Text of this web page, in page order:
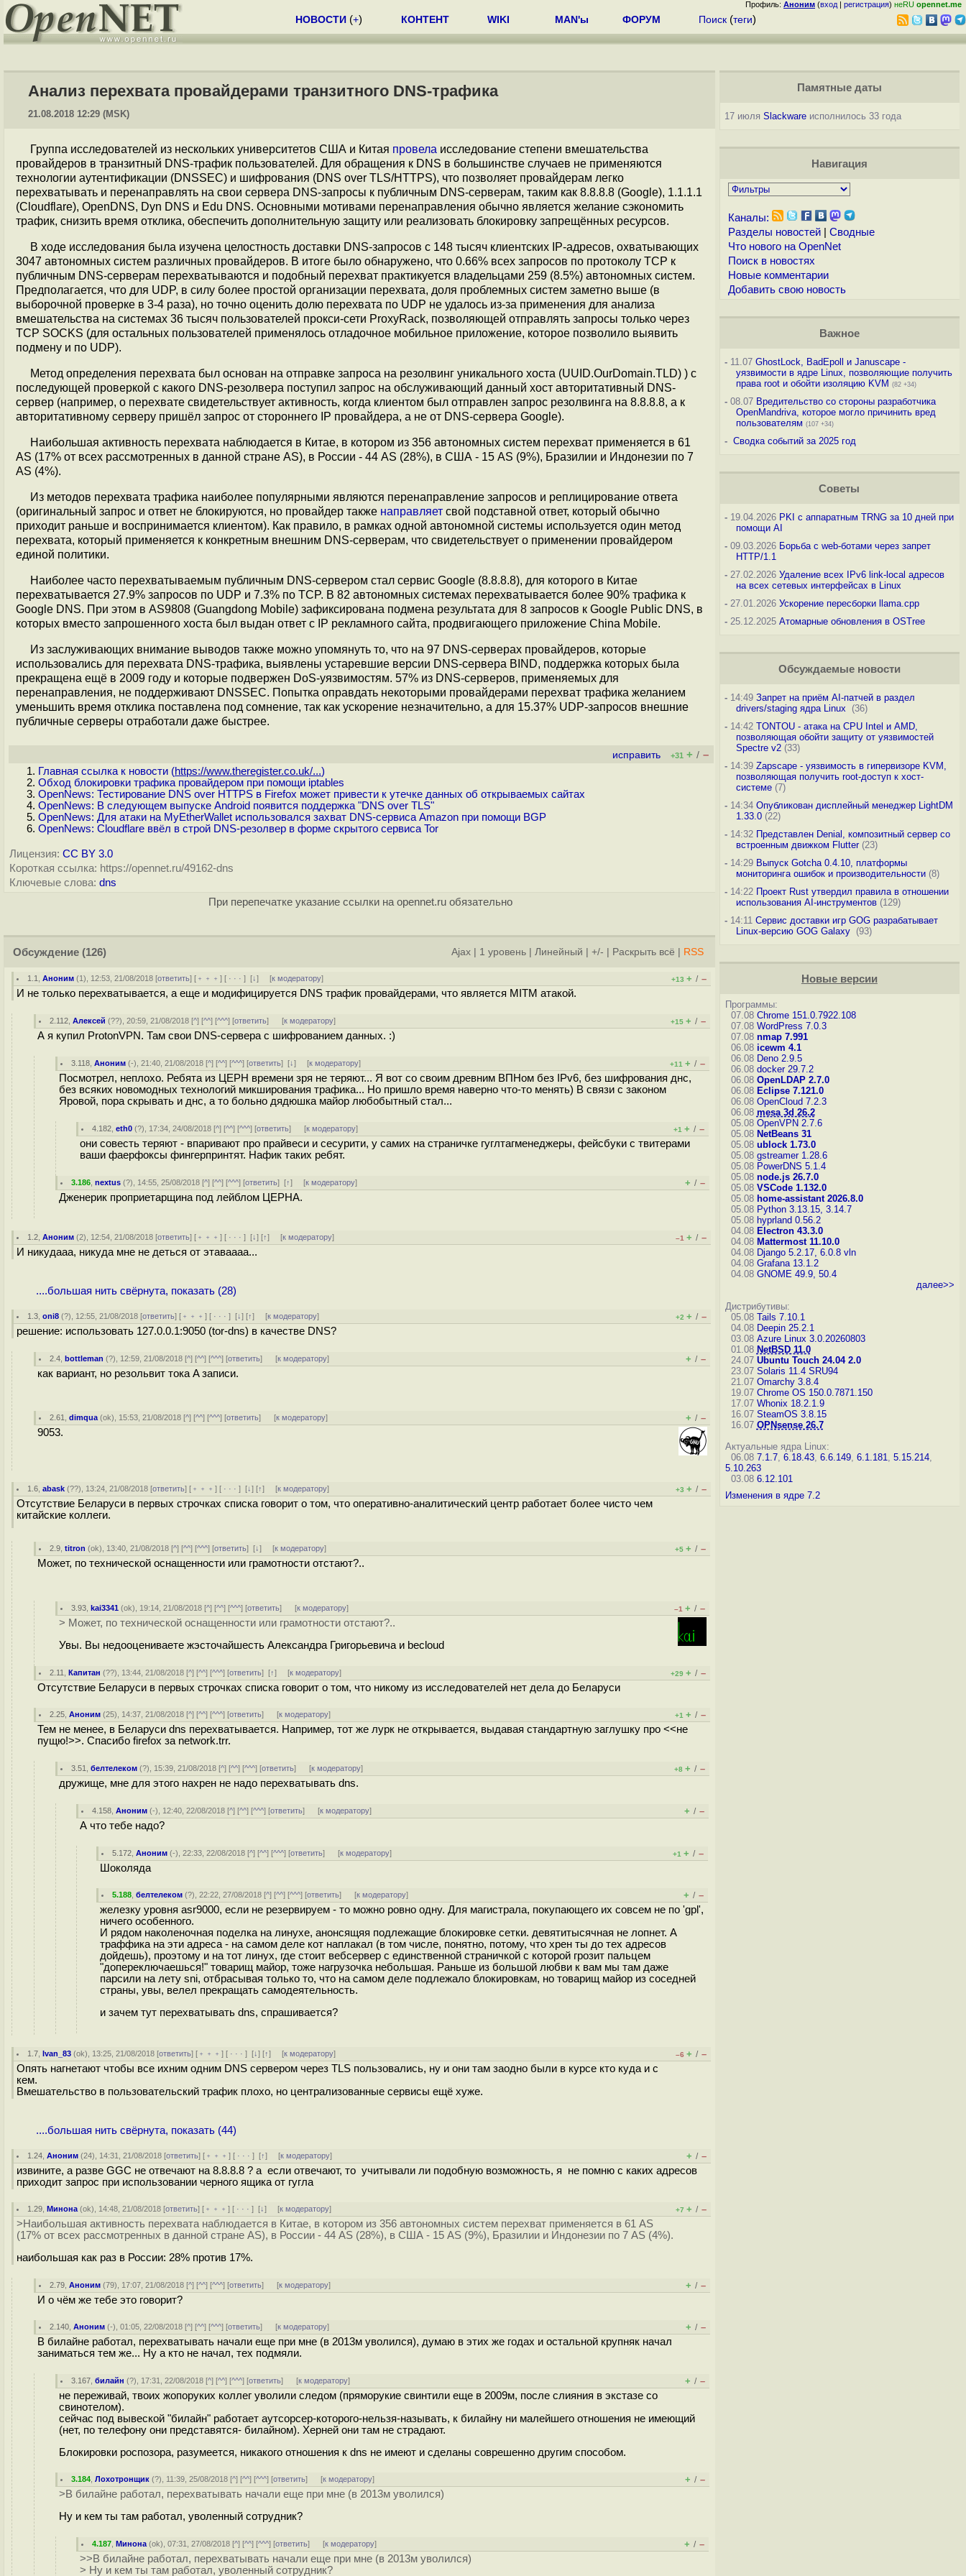
Профиль: Аноним (вход | регистрация) неRU opennet.me
НОВОСТИ (+) КОНТЕНТ WIKI MAN'ы ФОРУМ Поиск (теги)
Анализ перехвата провайдерами транзитного DNS-трафика
21.08.2018 12:29 (MSK)
Группа исследователей из нескольких университетов США и Китая провела исследование степени вмешательства
провайдеров в транзитный DNS-трафик пользователей. Для обращения к DNS в большинстве случаев не применяются
технологии аутентификации (DNSSEC) и шифрования (DNS over TLS/HTTPS), что позволяет провайдерам легко
перехватывать и перенаправлять на свои сервера DNS-запросы к публичным DNS-серверам, таким как 8.8.8.8 (Google), 1.1.1.1
(Cloudflare), OpenDNS, Dyn DNS и Edu DNS. Основными мотивами перенаправления обычно является желание сэкономить
трафик, снизить время отклика, обеспечить дополнительную защиту или реализовать блокировку запрещённых ресурсов.
В ходе исследования была изучена целостность доставки DNS-запросов c 148 тысяч клиентских IP-адресов, охватывающих
3047 автономных систем различных провайдеров. В итоге было обнаружено, что 0.66% всех запросов по протоколу TCP к
публичным DNS-серверам перехватываются и подобный перехват практикуется владельцами 259 (8.5%) автономных систем.
Предполагается, что для UDP, в силу более простой организации перехвата, доля проблемных систем заметно выше (в
выборочной проверке в 3-4 раза), но точно оценить долю перехвата по UDP не удалось из-за применения для анализа
вмешательства на системах 36 тысяч пользователей прокси-сети ProxyRack, позволяющей отправлять запросы только через
TCP SOCKS (для остальных пользователей применялось отладочное мобильное приложение, которое позволило выявить
подмену и по UDP).
Метод определения перехвата был основан на отправке запроса на резолвинг уникального хоста (UUID.OurDomain.TLD) ) с
последующей проверкой c какого DNS-резолвера поступил запрос на обслуживающий данный хост авторитативный DNS-
сервер (например, о перехвате свидетельствует активность, когда клиентом был отправлен запрос резолвинга на 8.8.8.8, а к
авторитативному серверу пришёл запрос от стороннего IP провайдера, а не от DNS-сервера Google).
Наибольшая активность перехвата наблюдается в Китае, в котором из 356 автономных систем перехват применяется в 61
AS (17% от всех рассмотренных в данной стране AS), в России - 44 AS (28%), в США - 15 AS (9%), Бразилии и Индонезии по 7
AS (4%).
Из методов перехвата трафика наиболее популярными являются перенаправление запросов и реплицирование ответа
(оригинальный запрос и ответ не блокируются, но провайдер также направляет свой подставной ответ, который обычно
приходит раньше и воспринимается клиентом). Как правило, в рамках одной автономной системы используется один метод
перехвата, который применяется к конкретным внешним DNS-серверам, что свидетельствует о применении провайдером
единой политики.
Наиболее часто перехватываемым публичным DNS-сервером стал сервис Google (8.8.8.8), для которого в Китае
перехватывается 27.9% запросов по UDP и 7.3% по TCP. В 82 автономных системах перехватывается более 90% трафика к
Google DNS. При этом в AS9808 (Guangdong Mobile) зафиксирована подмена результата для 8 запросов к Google Public DNS, в
которых вместо запрошенного хоста был выдан ответ с IP рекламного сайта, продвигающего приложение China Mobile.
Из заслуживающих внимание выводов также можно упомянуть то, что на 97 DNS-серверах провайдеров, которые
использовались для перехвата DNS-трафика, выявлены устаревшие версии DNS-сервера BIND, поддержка которых была
прекращена ещё в 2009 году и которые подвержен DoS-уязвимостям. 57% из DNS-серверов, применяемых для
перенаправления, не поддерживают DNSSEC. Попытка оправдать некоторыми провайдерами перехват трафика желанием
уменьшить время отклика поставлена под сомнение, так как ускорение незначительно, а для 15.37% UDP-запросов внешние
публичные серверы отработали даже быстрее.
исправить +31 + / –
Главная ссылка к новости (https://www.theregister.co.uk/...)
Обход блокировки трафика провайдером при помощи iptables
OpenNews: Тестирование DNS over HTTPS в Firefox может привести к утечке данных об открываемых сайтах
OpenNews: В следующем выпуске Android появится поддержка "DNS over TLS"
OpenNews: Для атаки на MyEtherWallet использовался захват DNS-сервиса Amazon при помощи BGP
OpenNews: Cloudflare ввёл в строй DNS-резолвер в форме скрытого сервиса Tor
Лицензия: CC BY 3.0
Короткая ссылка: https://opennet.ru/49162-dns
Ключевые слова: dns
При перепечатке указание ссылки на opennet.ru обязательно
Обсуждение (126) Ajax 1 уровень Линейный +/- Раскрыть всё RSS
1.1 ,Аноним (1), 12:53, 21/08/2018 [ответить] [ ﹢﹢﹢] [ · · ·][↓] [к модератору] +13 + / –
И не только перехватывается, а еще и модифицируется DNS трафик провайдерами, что является MITM атакой.
2.112 ,Алексей (??), 20:59, 21/08/2018 [^] [^^] [^^^] [ответить] [к модератору] +15 + / –
А я купил ProtonVPN. Там свои DNS-сервера с шифрованием данных. :)
3.118 ,Аноним (-), 21:40, 21/08/2018 [^] [^^] [^^^] [ответить][↓] [к модератору] +11 + / –
Посмотрел, неплохо. Ребята из ЦЕРН времени зря не теряют... Я вот со своим древним ВПНом без IPv6, без шифрования днс,
без всяких новомодных технологий микширования трафика... Но пришло время наверно что-то менять) В связи с законом
Яpoвой, пора скрывать и днс, а то больно дядюшка майор любобытный стал...
4.182 ,eth0 (?), 17:34, 24/08/2018 [^] [^^] [^^^] [ответить] [к модератору] +1 + / –
они совесть теряют - впаривают про прайвеси и сесурити, у самих на страничке гуглтагменеджеры, фейсбуки с твитерами
ваши фаерфоксы фингерпринтят. Нафик таких ребят.
3.186 ,nextus (?), 14:55, 25/08/2018 [^] [^^] [^^^] [ответить][↑] [к модератору] + / –
Дженерик проприетарщина под лейблом ЦЕРНА.
1.2 ,Аноним (2), 12:54, 21/08/2018 [ответить] [ ﹢﹢﹢] [ · · ·][↓] [↑] [к модератору] –1 + / –
И никудааа, никуда мне не деться от этаваааа...
....большая нить свёрнута, показать (28)
1.3 ,oni8 (?), 12:55, 21/08/2018 [ответить] [ ﹢﹢﹢] [ · · ·][↓] [↑] [к модератору] +2 + / –
решение: использовать 127.0.0.1:9050 (tor-dns) в качестве DNS?
2.4 ,bottleman (?), 12:59, 21/08/2018 [^] [^^] [^^^] [ответить] [к модератору] + / –
как вариант, но резольвит тока A записи.
2.61 ,dimqua (ok), 15:53, 21/08/2018 [^] [^^] [^^^] [ответить] [к модератору] + / –
9053.
1.6 ,abask (??), 13:24, 21/08/2018 [ответить] [ ﹢﹢﹢] [ · · ·][↓] [↑] [к модератору] +3 + / –
Отсутствие Беларуси в первых строчках списка говорит о том, что оперативно-аналитический центр работает более чисто чем
китайские коллеги.
2.9 ,titron (ok), 13:40, 21/08/2018 [^] [^^] [^^^] [ответить][↓] [к модератору] +5 + / –
Может, по технической оснащенности или грамотности отстают?..
3.93 ,kai3341 (ok), 19:14, 21/08/2018 [^] [^^] [^^^] [ответить] [к модератору] –1 + / –
> Может, по технической оснащенности или грамотности отстают?..
Увы. Вы недооцениваете жэсточайшесть Александра Григорьевича и becloud
2.11 ,Капитан (??), 13:44, 21/08/2018 [^] [^^] [^^^] [ответить][↑] [к модератору] +29 + / –
Отсутствие Беларуси в первых строчках списка говорит о том, что никому из исследователей нет дела до Беларуси
2.25 ,Аноним (25), 14:37, 21/08/2018 [^] [^^] [^^^] [ответить] [к модератору] +1 + / –
Тем не менее, в Беларуси dns перехватывается. Например, тот же лурк не открывается, выдавая стандартную заглушку про <<не
пущю!>>. Спасибо firefox за network.trr.
3.51 ,белтелеком (?), 15:39, 21/08/2018 [^] [^^] [^^^] [ответить] [к модератору] +8 + / –
дружище, мне для этого нахрен не надо перехватывать dns.
4.158 ,Аноним (-), 12:40, 22/08/2018 [^] [^^] [^^^] [ответить] [к модератору] + / –
А что тебе надо?
5.172 ,Аноним (-), 22:33, 22/08/2018 [^] [^^] [^^^] [ответить] [к модератору] +1 + / –
Шоколяда
5.188 ,белтелеком (?), 22:22, 27/08/2018 [^] [^^] [^^^] [ответить] [к модератору] + / –
железку уровня asr9000, если не резервируем - то можно ровно одну. Для магистрала, покупающего их совсем не по 'gpl',
ничего особенного.
И рядом наколеночная поделка на линухе, анонсящяя подлежащие блокировке сетки. девятитысячная не лопнет. А
траффика на эти адреса - на самом деле кот наплакал (в том числе, понятно, потому, что хрен ты до тех адресов
дойдешь), проэтому и на тот линух, где стоит вебсервер с единственной страничкой с которой грозит пальцем
"допереключаешься!" товарищ майор, тоже нагрузочка небольшая. Раньше из большой любви к вам мы там даже
парсили на лету sni, отбрасывая только то, что на самом деле подлежало блокировкам, но товарищ майор из соседней
страны, увы, велел прекращать самодеятельность.
и зачем тут перехватывать dns, спрашивается?
1.7 ,Ivan_83 (ok), 13:25, 21/08/2018 [ответить] [ ﹢﹢﹢] [ · · ·][↓] [↑] [к модератору] –6 + / –
Опять нагнетают чтобы все ихним одним DNS сервером через TLS пользовались, ну и они там заодно были в курсе кто куда и с
кем.
Вмешательство в пользовательский трафик плохо, но централизованные сервисы ещё хуже.
....большая нить свёрнута, показать (44)
1.24 ,Аноним (24), 14:31, 21/08/2018 [ответить] [ ﹢﹢﹢] [ · · ·][↑] [к модератору] + / –
извините, а разве GGC не отвечают на 8.8.8.8 ? а если отвечают, то учитывали ли подобную возможность, я не помню с каких адресов
приходит запрос при использовании черного ящика от гугла
1.29 ,Минона (ok), 14:48, 21/08/2018 [ответить] [ ﹢﹢﹢] [ · · ·][↓] [к модератору] +7 + / –
>Наибольшая активность перехвата наблюдается в Китае, в котором из 356 автономных систем перехват применяется в 61 AS
(17% от всех рассмотренных в данной стране AS), в России - 44 AS (28%), в США - 15 AS (9%), Бразилии и Индонезии по 7 AS (4%).
наибольшая как раз в России: 28% против 17%.
2.79 ,Аноним (79), 17:07, 21/08/2018 [^] [^^] [^^^] [ответить] [к модератору] + / –
И о чём же тебе это говорит?
2.140 ,Аноним (-), 01:05, 22/08/2018 [^] [^^] [^^^] [ответить] [к модератору] + / –
В билайне работал, перехватывать начали еще при мне (в 2013м уволился), думаю в этих же годах и остальной крупняк начал
заниматься тем же... Ну а кто не начал, тех подмяли.
3.167 ,билайн (?), 17:31, 22/08/2018 [^] [^^] [^^^] [ответить] [к модератору] + / –
не переживай, твоих жопоруких коллег уволили следом (пряморукие свинтили еще в 2009м, после слияния в экстазе со
свинотелом).
сейчас под вывеской "билайн" работает аутсорсер-которого-нельзя-называть, к билайну ни малейшего отношения не имеющий
(нет, по телефону они представятся- билайном). Херней они там не страдают.
Блокировки роспозора, разумеется, никакого отношения к dns не имеют и сделаны соврешенно другим способом.
3.184 ,Лохотронщик (?), 11:39, 25/08/2018 [^] [^^] [^^^] [ответить] [к модератору] + / –
>В билайне работал, перехватывать начали еще при мне (в 2013м уволился)
Ну и кем ты там работал, уволенный сотрудник?
4.187 ,Минона (ok), 07:31, 27/08/2018 [^] [^^] [^^^] [ответить] [к модератору] + / –
>>В билайне работал, перехватывать начали еще при мне (в 2013м уволился)
> Ну и кем ты там работал, уволенный сотрудник?
Памятные даты
17 июля Slackwareисполнилось 33 года
Навигация
Каналы:
Разделы новостей| Сводные
Что нового на OpenNet
Поиск в новостях
Новые комментарии
Добавить свою новость
Важное
-11.07 GhostLock, BadEpoll и Januscape -
уязвимости в ядре Linux, позволяющие получить
права root и обойти изоляцию KVM (82 +34)
-08.07 Вредительство со стороны разработчика
OpenMandriva, которое могло причинить вред
пользователям (107 +34)
- Сводка событий за 2025 год
Советы
-19.04.2026 PKI с аппаратным TRNG за 10 дней при
помощи AI
-09.03.2026 Борьба с web-ботами через запрет
HTTP/1.1
-27.02.2026 Удаление всех IPv6 link-local адресов
на всех сетевых интерфейсах в Linux
-27.01.2026 Ускорение пересборки llama.cpp
-25.12.2025 Атомарные обновления в OSTree
Обсуждаемые новости
-14:49 Запрет на приём AI-патчей в раздел
drivers/staging ядра Linux
(36)
-14:42 TONTOU - атака на CPU Intel и AMD,
позволяющая обойти защиту от уязвимостей
Spectre v2(33)
-14:39 Zapscape - уязвимость в гипервизоре KVM,
позволяющая получить root-доступ к хост-
системе(7)
-14:34 Опубликован дисплейный менеджер LightDM
1.33.0(22)
-14:32 Представлен Denial, композитный сервер со
встроенным движком Flutter(23)
-14:29 Выпуск Gotcha 0.4.10, платформы
мониторинга ошибок и производительности(8)
-14:22 Проект Rust утвердил правила в отношении
использования AI-инструментов(129)
-14:11 Сервис доставки игр GOG разрабатывает
Linux-версию GOG Galaxy (93)
Новые версии
Программы:
07.08 Chrome 151.0.7922.108
07.08 WordPress 7.0.3
07.08 nmap 7.991
06.08 icewm 4.1
06.08 Deno 2.9.5
06.08 docker 29.7.2
06.08 OpenLDAP 2.7.0
06.08 Eclipse 7.121.0
06.08 OpenCloud 7.2.3
06.08 mesa 3d 26.2
05.08 OpenVPN 2.7.6
05.08 NetBeans 31
05.08 ublock 1.73.0
05.08 gstreamer 1.28.6
05.08 PowerDNS 5.1.4
05.08 node.js 26.7.0
05.08 VSCode 1.132.0
05.08 home-assistant 2026.8.0
05.08 Python 3.13.15, 3.14.7
05.08 hyprland 0.56.2
04.08 Electron 43.3.0
04.08 Mattermost 11.10.0
04.08 Django 5.2.17, 6.0.8 vln
04.08 Grafana 13.1.2
04.08 GNOME 49.9, 50.4
далее>>
Дистрибутивы:
05.08 Tails 7.10.1
04.08 Deepin 25.2.1
03.08 Azure Linux 3.0.20260803
01.08 NetBSD 11.0
24.07 Ubuntu Touch 24.04 2.0
23.07 Solaris 11.4 SRU94
21.07 Omarchy 3.8.4
19.07 Chrome OS 150.0.7871.150
17.07 Whonix 18.2.1.9
16.07 SteamOS 3.8.15
16.07 OPNsense 26.7
Актуальные ядра Linux:
06.08 7.1.7, 6.18.43, 6.6.149, 6.1.181, 5.15.214,
5.10.263
03.08 6.12.101
Изменения в ядре 7.2